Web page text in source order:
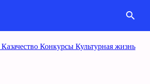
search
Казачество Конкурcы Культурная жизнь